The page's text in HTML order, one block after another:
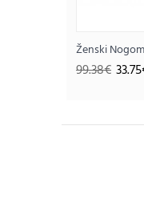
Ženski
99.38€